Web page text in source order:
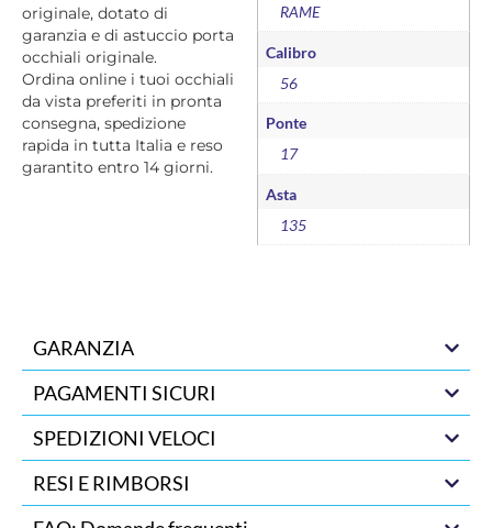
originale, dotato di
garanzia e di astuccio porta
occhiali originale.
Ordina online i tuoi occhiali
da vista preferiti in pronta
consegna, spedizione
rapida in tutta Italia e reso
garantito entro 14 giorni.
RAME
Calibro
56
Ponte
17
Asta
135
GARANZIA
PAGAMENTI SICURI
SPEDIZIONI VELOCI
RESI E RIMBORSI